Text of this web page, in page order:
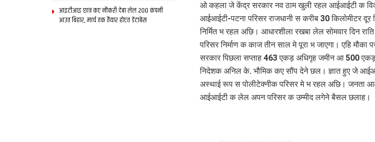
ओ कहला जे केंद्र सरकार नव ठाम खुली रहल आईआईटी क
आईआईटी-पटना परिसर राजधानी स करीब 30 किलोमीटर दूर
निर्मित भ रहल अछि। आधारशीला रखबा लेल सोमवार दिन
परिसर निर्माण क काज तीन साल मे पूरा भ जाएगा। एहि
सरकार पिछला सप्ताह 463 एकड़ अधिगृह जमीन आ 500
निदेशक अनिल के. भौमिक कए सौंप देने छल। ज्ञात हुए जे
अस्थाई रूप स पोलीटेक्नीक परिसर मे भ रहल अछि। जनता
आईआईटी क लेल अपन परिसर क उम्मीद लगेने बैसल छलाह।
आइटीआइ छात्र कए नौकरी देबा लेल 200 कंपनी
आउत बिहार, मार्च तक तैयार होएत डेटाबेस